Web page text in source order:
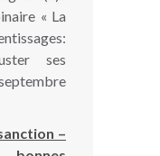
« La
ses
–